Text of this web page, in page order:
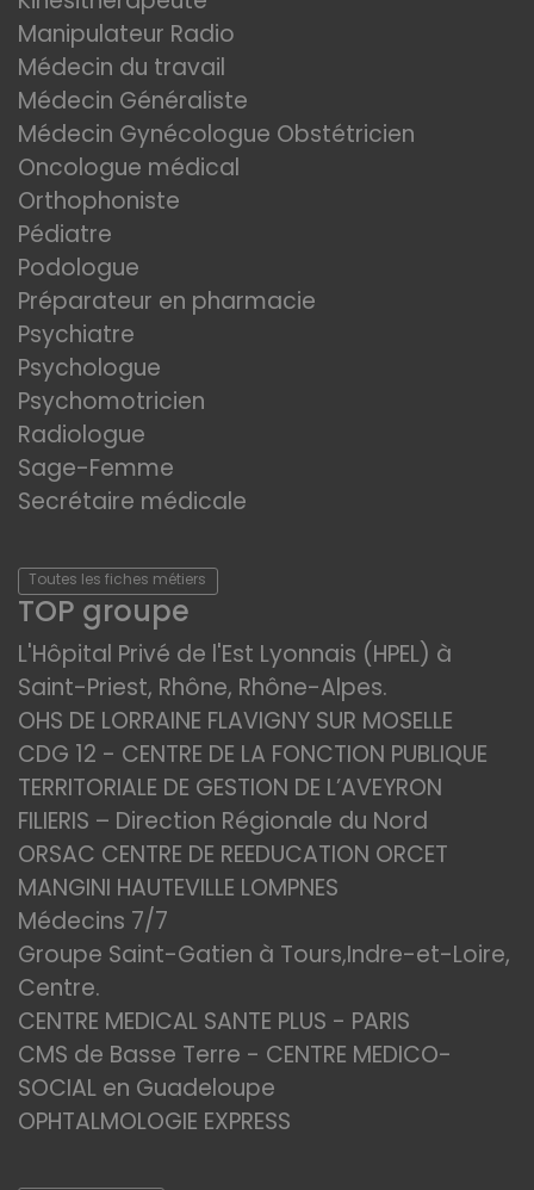
Manipulateur Radio
Médecin du travail
Médecin Généraliste
Médecin Gynécologue Obstétricien
Oncologue médical
Orthophoniste
Pédiatre
Podologue
Préparateur en pharmacie
Psychiatre
Psychologue
Psychomotricien
Radiologue
Sage-Femme
Secrétaire médicale
Toutes les fiches métiers
TOP groupe
L'Hôpital Privé de l'Est Lyonnais (HPEL) à
Saint-Priest, Rhône, Rhône-Alpes.
OHS DE LORRAINE FLAVIGNY SUR MOSELLE
CDG 12 - CENTRE DE LA FONCTION PUBLIQUE
TERRITORIALE DE GESTION DE L’AVEYRON
FILIERIS – Direction Régionale du Nord
ORSAC CENTRE DE REEDUCATION ORCET
MANGINI HAUTEVILLE LOMPNES
Médecins 7/7
Groupe Saint-Gatien à Tours,Indre-et-Loire,
Centre.
CENTRE MEDICAL SANTE PLUS - PARIS
CMS de Basse Terre - CENTRE MEDICO-
SOCIAL en Guadeloupe
OPHTALMOLOGIE EXPRESS